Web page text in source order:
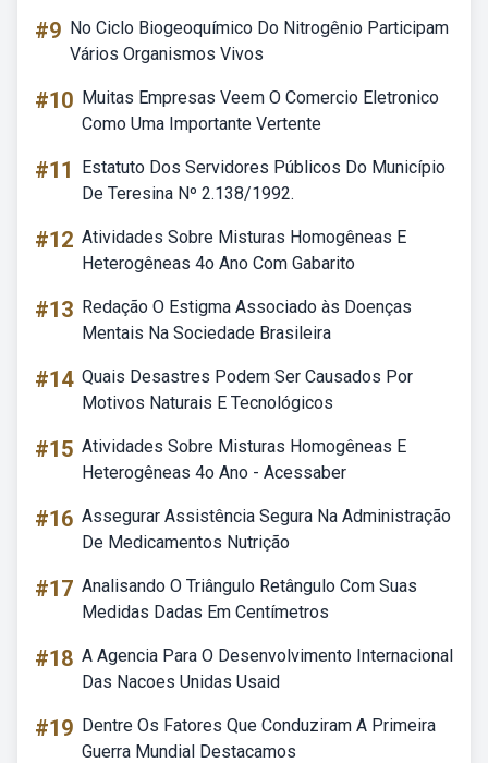
#9 No Ciclo Biogeoquímico Do Nitrogênio Participam
Vários Organismos Vivos
#10 Muitas Empresas Veem O Comercio Eletronico
Como Uma Importante Vertente
#11
Estatuto Dos Servidores Públicos Do Município
De Teresina Nº 2.138/1992.
#12 Atividades Sobre Misturas Homogêneas E
Heterogêneas 4o Ano Com Gabarito
#13 Redação O Estigma Associado às Doenças
Mentais Na Sociedade Brasileira
#14 Quais Desastres Podem Ser Causados Por
Motivos Naturais E Tecnológicos
#15 Atividades Sobre Misturas Homogêneas E
Heterogêneas 4o Ano - Acessaber
#16 Assegurar Assistência Segura Na Administração
De Medicamentos Nutrição
#17 Analisando O Triângulo Retângulo Com Suas
Medidas Dadas Em Centímetros
#18 A Agencia Para O Desenvolvimento Internacional
Das Nacoes Unidas Usaid
#19 Dentre Os Fatores Que Conduziram A Primeira
Guerra Mundial Destacamos